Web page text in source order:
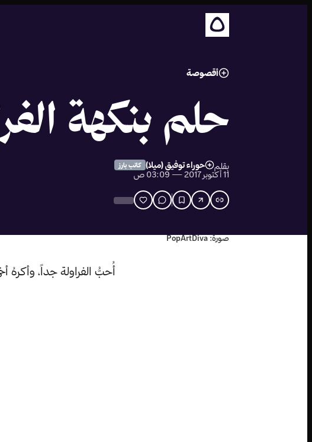
أقصوصة
حلم بنكهة
بقلم حوراء توفيق (ميلا) كاتب بارز
11 أكتوبر 2017 — 03:09 ص
صورة: PopArtDiva
أُحبُّ الفراولة جداً، وأكرهُ